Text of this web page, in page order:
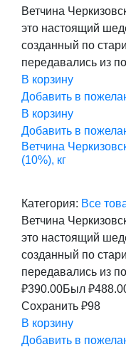
цена
488,00
Ветчина
это настоящий
созданный по
передавались из
В корзину
Добавить в
В корзину
Добавить в
Ветчина
(10%), кг
Категория: Все
Ветчина
это настоящий
созданный по
передавались из
₽390.00Был ₽
Сохранить ₽98
В корзину
Добавить в